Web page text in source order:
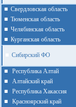
Cвердловская область
Тюменская область
Челябинская область
Курганская область
Сибирский ФО
Республика Алтай
Алтайcкий край
Республика Хакассия
Красноярский край